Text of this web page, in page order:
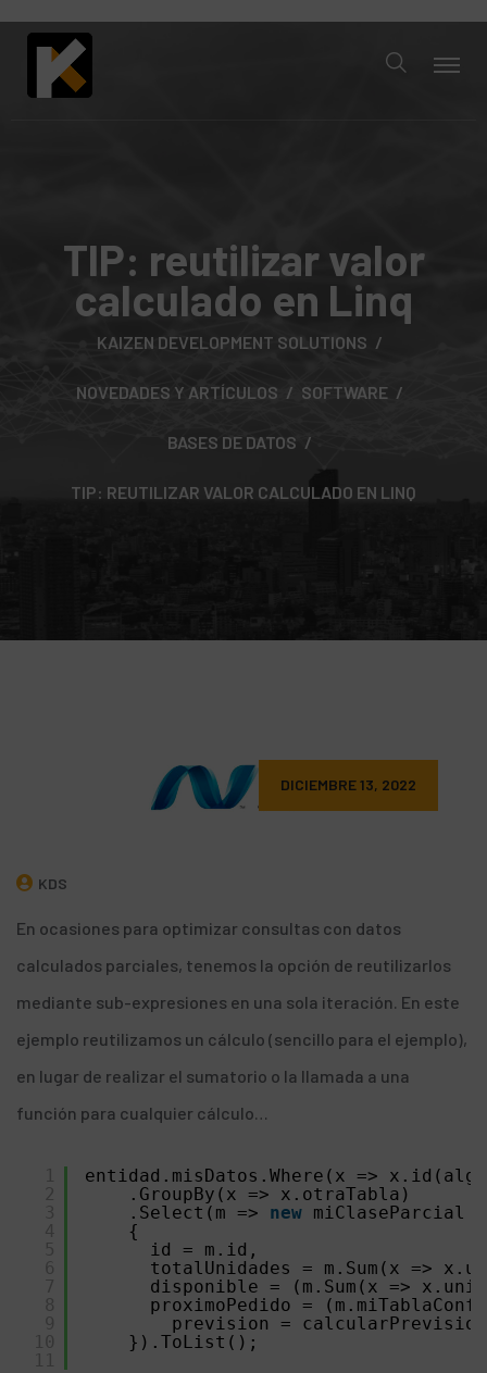
TIP: reutilizar valor
calculado en Linq
KAIZEN DEVELOPMENT SOLUTIONS
NOVEDADES Y ARTÍCULOS SOFTWARE
BASES DE DATOS
TIP: REUTILIZAR VALOR CALCULADO EN LINQ
DICIEMBRE 13, 2022
KDS
En ocasiones para optimizar consultas con datos
calculados parciales, tenemos la opción de reutilizarlos
mediante sub-expresiones en una sola iteración. En este
ejemplo reutilizamos un cálculo (sencillo para el ejemplo),
en lugar de realizar el sumatorio o la llamada a una
función para cualquier cálculo…
1
2
3
4
5
6
7
8
9
10
11
entidad.misDatos.Where(x =>
.GroupBy(x => x.otraTabla)
.Select(m => new miClaseParcial
{
id = m.id,
totalUnidades = m.Sum(x =>
disponible = (m.Sum(x =>
proximoPedido =
prevision =
}).ToList();